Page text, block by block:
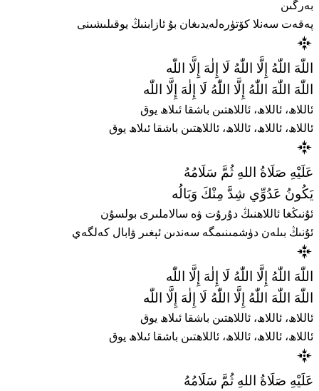
بەرگىن
پەقەت سەنلا كۆتۈرەلەيدىغان بۇ ئازابنىڭ يوقىلىشىنى
اللّٰهَ اللّٰهُ إِلَّا اللّٰهُ لَا إِلٰهَ إِلَّا اللّٰه
اللّٰهَ اللّٰهَ اللّٰهُ إِلَّا اللّٰهُ لَا إِلٰهَ إِلَّا اللّٰه
ئاللاھ، ئاللاھ، ئاللاھتىن باشقا ئىلاھ يوق
ئاللاھ، ئاللاھ، ئاللاھ، ئاللاھتىن باشقا ئىلاھ يوق
عَلَيْهِ صَلَاةُ اللهِ ثُمَّ سَلَامُهُ
يَكُونُ عَدُوِّي شِدَّ مِنْكَ وَبَالُه
ئۇنىڭغا ئاللاھنىڭ دۇرۇت ۋە سالاملىرى بولسۇن
ئۇنىڭ بىلەن دۈشمىنىمگە سەندىن ئېغىر ۋابال كەلگەي
اللّٰهَ اللّٰهُ إِلَّا اللّٰهُ لَا إِلٰهَ إِلَّا اللّٰه
اللّٰهَ اللّٰهَ اللّٰهُ إِلَّا اللّٰهُ لَا إِلٰهَ إِلَّا اللّٰه
ئاللاھ، ئاللاھ، ئاللاھتىن باشقا ئىلاھ يوق
ئاللاھ، ئاللاھ، ئاللاھ، ئاللاھتىن باشقا ئىلاھ يوق
عَلَيْهِ صَلَاةُ اللهِ ثُمَّ سَلَامُهُ